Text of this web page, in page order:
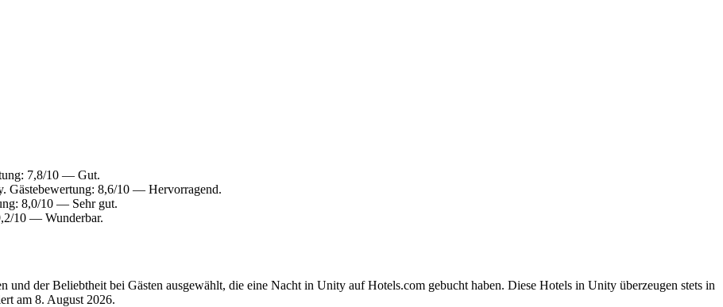
7,8/10 — Gut.
Gästebewertung: 8,6/10 — Hervorragend.
8,0/10 — Sehr gut.
10 — Wunderbar.
und der Beliebtheit bei Gästen ausgewählt, die eine Nacht in Unity auf Hotels.com gebucht haben. Diese Hotels in Unity überzeugen stets in
am 8. August 2026.